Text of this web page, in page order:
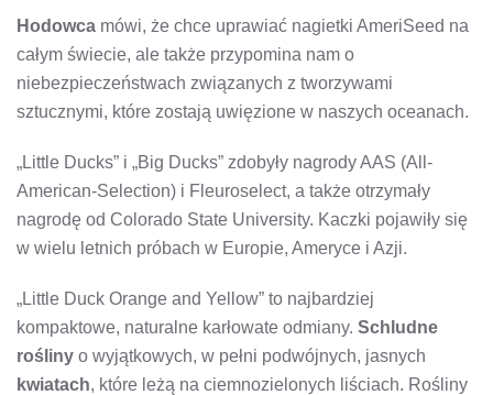
Hodowca mówi, że chce uprawiać nagietki AmeriSeed na
całym świecie, ale także przypomina nam o
niebezpieczeństwach związanych z tworzywami
sztucznymi, które zostają uwięzione w naszych oceanach.
„Little Ducks” i „Big Ducks” zdobyły nagrody AAS (All-
American-Selection) i Fleuroselect, a także otrzymały
nagrodę od Colorado State University. Kaczki pojawiły się
w wielu letnich próbach w Europie, Ameryce i Azji.
„Little Duck Orange and Yellow” to najbardziej
kompaktowe, naturalne karłowate odmiany. Schludne
rośliny o wyjątkowych, w pełni podwójnych, jasnych
kwiatach, które leżą na ciemnozielonych liściach. Rośliny